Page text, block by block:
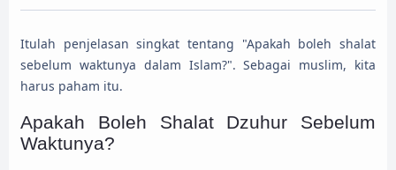
Itulah penjelasan singkat tentang "Apakah boleh shalat
sebelum waktunya dalam Islam?". Sebagai muslim, kita
harus paham itu.
Apakah Boleh Shalat Dzuhur Sebelum
Waktunya?